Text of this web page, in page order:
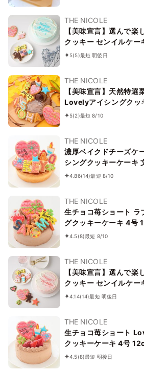
THE NICOLE
【美味宣言】選んで楽
クッキー センイルケー
5(5)最短 明後日
THE NICOLE
【美味宣言】天然特選
Lovelyアイシングクッ
入りアイシング 5号
5(2)最短 8/10
THE NICOLE
濃厚ベイクドチーズケ
シングクッキーケーキ
ング 5号 15cm （お得
4.86(14)最短 8/10
THE NICOLE
生チョコ苺ショート ラ
グクッキーケーキ 4号
イシングセットです）
4.5(8)最短 8/10
THE NICOLE
【美味宣言】選んで楽
クッキー センイルケー
4.14(14)最短 明後日
THE NICOLE
生チョコ苺ショート
クッキーケーキ 4号
シングセットです） ＊
4.5(8)最短 明後日